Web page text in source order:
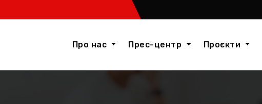
Про нас Прес-центр Проєкти